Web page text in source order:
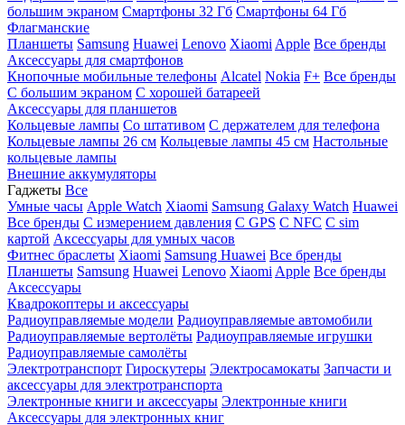
большим экраном Смартфоны 32 Гб Смартфоны 64 Гб
Флагманские
Планшеты Samsung Huawei Lenovo Xiaomi Apple Все бренды
Аксессуары для смартфонов
Кнопочные мобильные телефоны Alcatel Nokia F+ Все бренды
С большим экраном С хорошей батареей
Аксессуары для планшетов
Кольцевые лампы Со штативом C держателем для телефона
Кольцевые лампы 26 см Кольцевые лампы 45 см Настольные
кольцевые лампы
Внешние аккумуляторы
Гаджеты Все
Умные часы Apple Watch Xiaomi Samsung Galaxy Watch Huawei
Все бренды C измерением давления C GPS C NFC C sim
картой Аксессуары для умных часов
Фитнес браслеты Xiaomi Samsung Huawei Все бренды
Планшеты Samsung Huawei Lenovo Xiaomi Apple Все бренды
Аксессуары
Квадрокоптеры и аксессуары
Радиоуправляемые модели Радиоуправляемые автомобили
Радиоуправляемые вертолёты Радиоуправляемые игрушки
Радиоуправляемые самолёты
Электротранспорт Гироскутеры Электросамокаты Запчасти и
аксессуары для электротранспорта
Электронные книги и аксессуары Электронные книги
Аксессуары для электронных книг